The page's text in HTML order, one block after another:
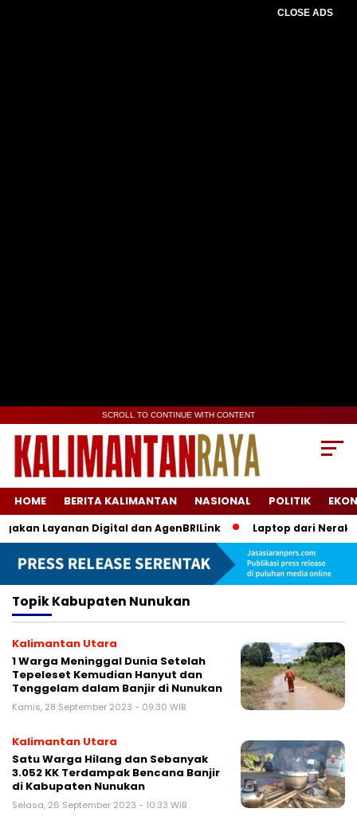
CLOSE ADS
SCROLL TO CONTINUE WITH CONTENT
HOME BERITA KALIMANTAN NASIONAL POLITIK
Layanan Digital dan AgenBRILink Laptop dari
TopikKabupaten Nunukan
Kalimantan Utara
1 Warga Meninggal Dunia Setelah
Tepeleset Kemudian Hanyut dan
Tenggelam dalam Banjir di Nunukan
Kamis, 28 September 2023 - 09:30 WIB
Kalimantan Utara
Satu Warga Hilang dan Sebanyak
3.052 KK Terdampak Bencana Banjir
di Kabupaten Nunukan
Selasa, 26 September 2023 - 10:33 WIB